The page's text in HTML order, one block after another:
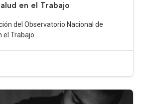
en el Trabajo
del Observatorio Nacional de
el Trabajo.